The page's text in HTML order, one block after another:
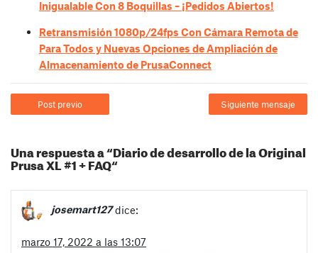
Inigualable Con 8 Boquillas – ¡Pedidos Abiertos!
Retransmisión 1080p/24fps Con Cámara Remota de
Para Todos y Nuevas Opciones de Ampliación de
Almacenamiento de PrusaConnect
Post previo Siguiente mensaje
Una respuesta a “Diario de desarrollo de la Original
Prusa XL #1 + FAQ“
josemart127 dice:
marzo 17, 2022 a las 13:07